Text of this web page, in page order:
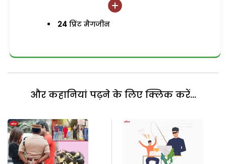
24 प्रिंट मैगजीन
और कहानियां पढ़ने के लिए क्लिक करें...